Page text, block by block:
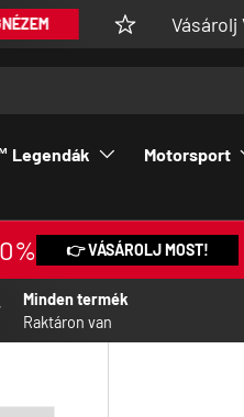
Vásárolj V.I.P
Legendák Motorsport
👉 VÁSÁROLJ MOST!
Minden termék
Raktáron van